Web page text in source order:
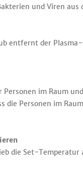
und Viren aus
entfernt der
im Raum
die Personen im
die Set-